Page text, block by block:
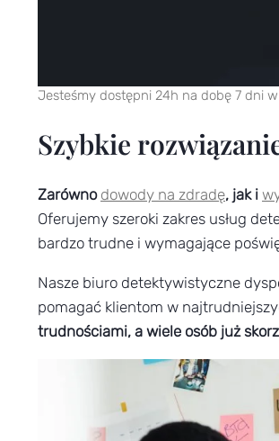
Jesteśmy dostępni 24h na dobę 7 dni
Szybkie
Zarówno dowody na zdradę, jak i
Oferujemy szeroki zakres usług
bardzo trudne i wymagające
Nasze biuro detektywistyczne
pomagać klientom w
trudnościami, a wiele osób już